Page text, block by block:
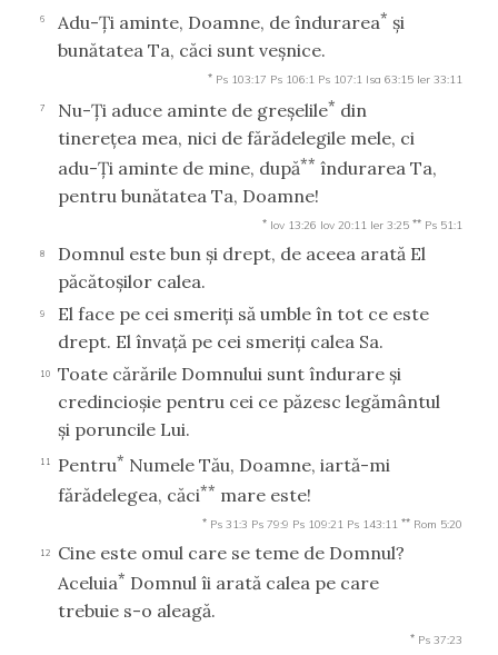
6 Adu-Ţi aminte, Doamne, de îndurarea* şi
bunătatea Ta, căci sunt veşnice.
* Ps 103:17 Ps 106:1 Ps 107:1 Isa 63:15 Ier 33:11
7 Nu-Ţi aduce aminte de greşelile* din
tinereţea mea, nici de fărădelegile mele, ci
adu-Ţi aminte de mine, după** îndurarea Ta,
pentru bunătatea Ta, Doamne!
* Iov 13:26 Iov 20:11 Ier 3:25 ** Ps 51:1
8
Domnul este bun şi drept, de aceea arată El
păcătoşilor calea.
9
El face pe cei smeriţi să umble în tot ce este
drept. El învaţă pe cei smeriţi calea Sa.
10
Toate cărările Domnului sunt îndurare şi
credincioşie pentru cei ce păzesc legământul
şi poruncile Lui.
11 Pentru* Numele Tău, Doamne, iartă-mi
fărădelegea, căci** mare este!
* Ps 31:3 Ps 79:9 Ps 109:21 Ps 143:11 ** Rom 5:20
12
Cine este omul care se teme de Domnul?
Aceluia* Domnul îi arată calea pe care
trebuie s-o aleagă.
* Ps 37:23